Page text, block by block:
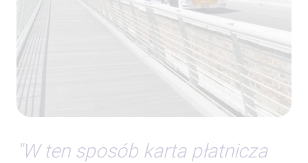
"W ten sposób karta płatnicza